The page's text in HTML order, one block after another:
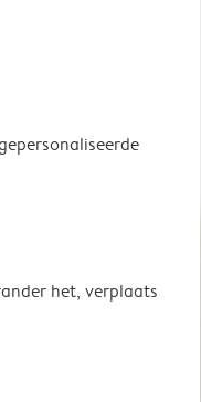
het, verplaats